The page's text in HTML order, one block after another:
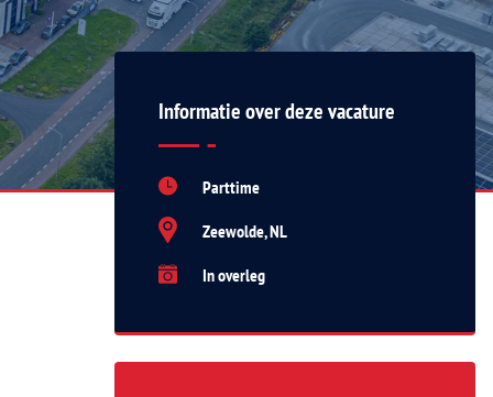
Informatie over deze vacature
Parttime
Zeewolde, NL
In overleg